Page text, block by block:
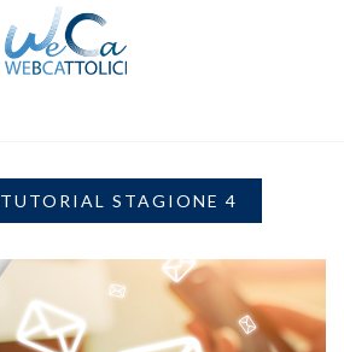
TUTORIAL STAGIONE 4